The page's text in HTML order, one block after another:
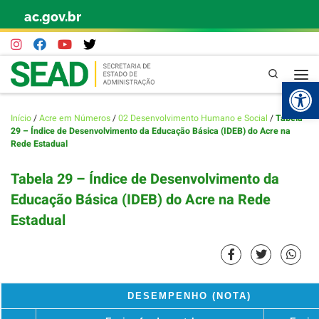
Skip to content
ac.gov.br
Pesquisa
Início/Acre em Números/02 Desenvolvimento Humano e Social /Tabela
29 – Índice de Desenvolvimento da Educação Básica (IDEB) do Acre na
Rede Estadual
Tabela 29 – Índice de Desenvolvimento da
Educação Básica (IDEB) do Acre na Rede
Estadual
DESEMPENHO (NOTA)